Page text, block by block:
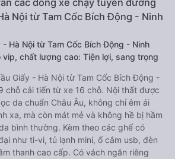
các dòng xe chạy tuyến đường
Nội từ Tam Cốc Bích Động - Ninh
- Hà Nội từ Tam Cốc Bích Động - Ninh
vip, chất lượng cao: Tiện lợi, sang trọng
Giấy - Hà Nội từ Tam Cốc Bích Động -
chỗ cải tiến từ xe 16 chỗ. Nội thất được
da chuẩn Châu Âu, không chỉ êm ái
xa, mà còn mát mẻ và không hề bị hầm
bình thường. Kèm theo các ghế có
như ti-vi, tủ lạnh mini, ổ cắm usb, đèn
thanh cao cấp. Có vách ngăn riêng